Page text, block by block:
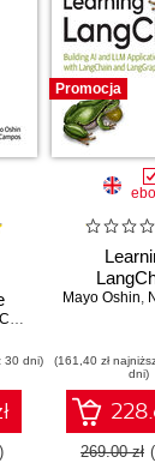
30 dni)
Promocja
Mayo Oshin,
(161,40 zł
dni)
269.00 zł